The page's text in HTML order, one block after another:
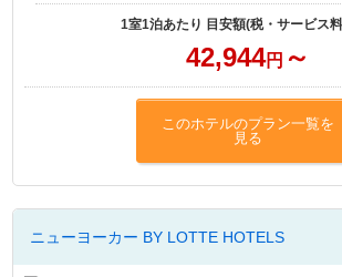
1室1泊あたり 目安額(税・サービス料
42,944円 ～
このホテルのプラン一覧を
見る
ニューヨーカー BY LOTTE HOTELS